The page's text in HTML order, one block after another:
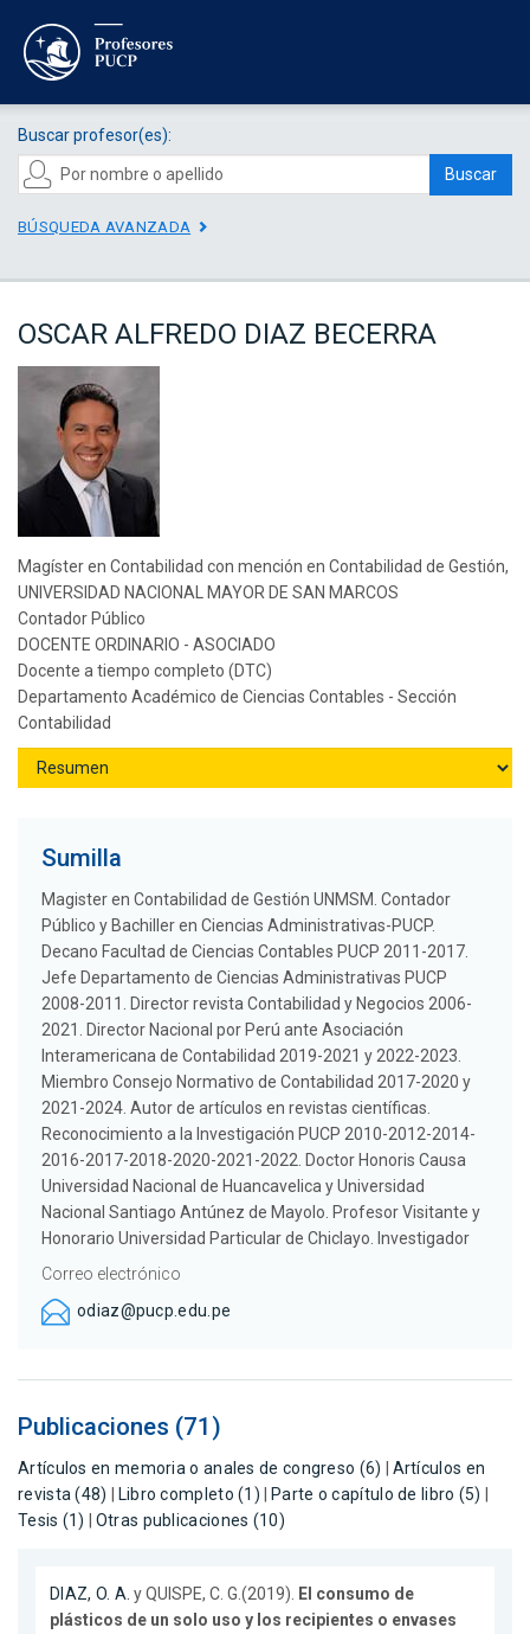
Buscar profesor(es):
Buscar
BÚSQUEDA AVANZADA
OSCAR ALFREDO DIAZ BECERRA
Magíster en Contabilidad con mención en Contabilidad de Gestión,
UNIVERSIDAD NACIONAL MAYOR DE SAN MARCOS
Contador Público
DOCENTE ORDINARIO - ASOCIADO
Docente a tiempo completo (DTC)
Departamento Académico de Ciencias Contables - Sección
Contabilidad
Sumilla
Magister en Contabilidad de Gestión UNMSM. Contador
Público y Bachiller en Ciencias Administrativas-PUCP.
Decano Facultad de Ciencias Contables PUCP 2011-2017.
Jefe Departamento de Ciencias Administrativas PUCP
2008-2011. Director revista Contabilidad y Negocios 2006-
2021. Director Nacional por Perú ante Asociación
Interamericana de Contabilidad 2019-2021 y 2022-2023.
Miembro Consejo Normativo de Contabilidad 2017-2020 y
2021-2024. Autor de artículos en revistas científicas.
Reconocimiento a la Investigación PUCP 2010-2012-2014-
2016-2017-2018-2020-2021-2022. Doctor Honoris Causa
Universidad Nacional de Huancavelica y Universidad
Nacional Santiago Antúnez de Mayolo. Profesor Visitante y
Honorario Universidad Particular de Chiclayo. Investigador
Correo electrónico
odiaz@pucp.edu.pe
Publicaciones (71)
Artículos en memoria o anales de congreso (6)
Artículos en
revista (48)
Libro completo (1) Parte o capítulo de libro (5)
Tesis (1)
Otras publicaciones (10)
DIAZ, O. A. y QUISPE, C. G.(2019).
El consumo de
plásticos de un solo uso y los recipientes o envases